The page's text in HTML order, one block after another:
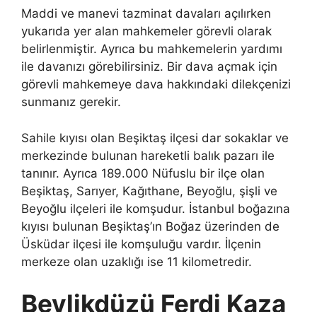
Maddi ve manevi tazminat davaları açılırken
yukarıda yer alan mahkemeler görevli olarak
belirlenmiştir. Ayrıca bu mahkemelerin yardımı
ile davanızı görebilirsiniz. Bir dava açmak için
görevli mahkemeye dava hakkındaki dilekçenizi
sunmanız gerekir.
Sahile kıyısı olan Beşiktaş ilçesi dar sokaklar ve
merkezinde bulunan hareketli balık pazarı ile
tanınır. Ayrıca 189.000 Nüfuslu bir ilçe olan
Beşiktaş, Sarıyer, Kağıthane, Beyoğlu, şişli ve
Beyoğlu ilçeleri ile komşudur. İstanbul boğazına
kıyısı bulunan Beşiktaş’ın Boğaz üzerinden de
Üsküdar ilçesi ile komşuluğu vardır. İlçenin
merkeze olan uzaklığı ise 11 kilometredir.
Beylikdüzü Ferdi Kaza